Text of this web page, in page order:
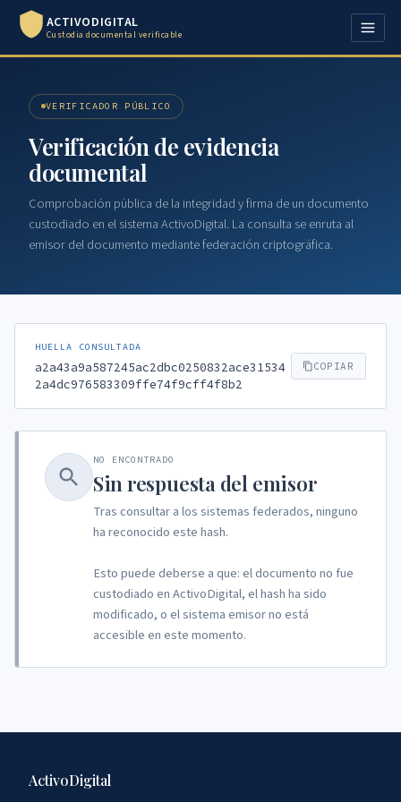
ACTIVODIGITAL
Custodia documental verificable
VERIFICADOR PÚBLICO
Verificación de evidencia
documental
Comprobación pública de la integridad y firma de un documento
custodiado en el sistema ActivoDigital. La consulta se enruta al
emisor del documento mediante federación criptográfica.
HUELLA CONSULTADA
a2a43a9a587245ac2dbc0250832ace31534
2a4dc976583309ffe74f9cff4f8b2
COPIAR
NO ENCONTRADO
Sin respuesta del emisor
Tras consultar a los sistemas federados, ninguno
ha reconocido este hash.
Esto puede deberse a que: el documento no fue
custodiado en ActivoDigital, el hash ha sido
modificado, o el sistema emisor no está
accesible en este momento.
ActivoDigital